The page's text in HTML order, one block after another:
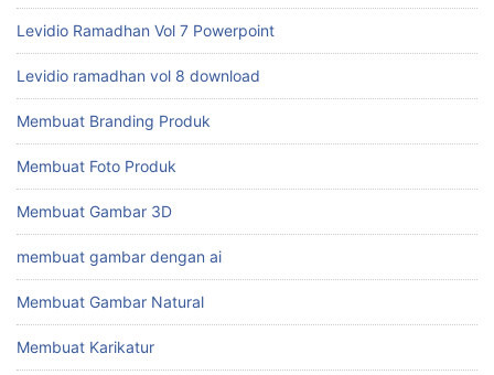
Levidio Ramadhan Vol 7 Powerpoint
Levidio ramadhan vol 8 download
Membuat Branding Produk
Membuat Foto Produk
Membuat Gambar 3D
membuat gambar dengan ai
Membuat Gambar Natural
Membuat Karikatur